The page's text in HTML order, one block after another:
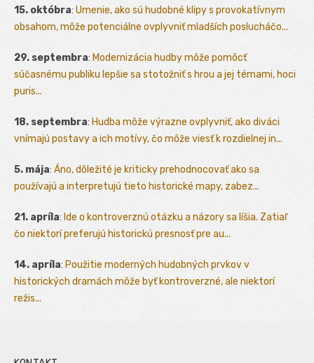
15. októbra: Umenie, ako sú hudobné klipy s provokatívnym
obsahom, môže potenciálne ovplyvniť mladších poslucháčo...
29. septembra: Modernizácia hudby môže pomôcť
súčasnému publiku lepšie sa stotožniť s hrou a jej témami, hoci
puris...
18. septembra: Hudba môže výrazne ovplyvniť, ako diváci
vnímajú postavy a ich motívy, čo môže viesť k rozdielnej in...
5. mája: Áno, dôležité je kriticky prehodnocovať ako sa
používajú a interpretujú tieto historické mapy, zabez...
21. apríla: Ide o kontroverznú otázku a názory sa líšia. Zatiaľ
čo niektorí preferujú historickú presnosť pre au...
14. apríla: Použitie moderných hudobných prvkov v
historických dramách môže byť kontroverzné, ale niektorí
režis...